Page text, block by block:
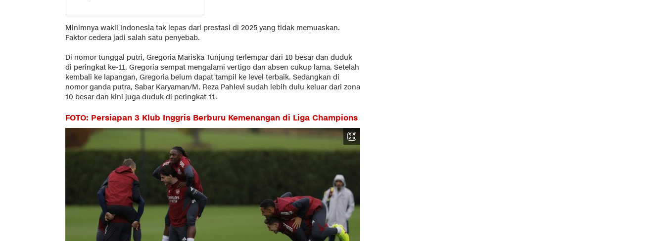
Minimnya wakil Indonesia tak lepas dari prestasi di 2025 yang tidak memuaskan.
Faktor cedera jadi salah satu penyebab.
Di nomor tunggal putri, Gregoria Mariska Tunjung terlempar dari 10 besar dan duduk
di peringkat ke-11. Gregoria sempat mengalami vertigo dan absen cukup lama. Setelah
kembali ke lapangan, Gregoria belum dapat tampil ke level terbaik. Sedangkan di
nomor ganda putra, Sabar Karyaman/M. Reza Pahlevi sudah lebih dulu keluar dari zona
10 besar dan kini juga duduk di peringkat 11.
FOTO: Persiapan 3 Klub Inggris Berburu Kemenangan di Liga Champions